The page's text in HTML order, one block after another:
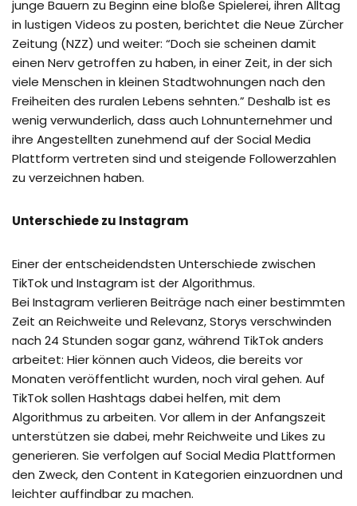
junge Bauern zu Beginn eine bloße Spielerei, ihren Alltag
in lustigen Videos zu posten, berichtet die Neue Zürcher
Zeitung (NZZ) und weiter: “Doch sie scheinen damit
einen Nerv getroffen zu haben, in einer Zeit, in der sich
viele Menschen in kleinen Stadtwohnungen nach den
Freiheiten des ruralen Lebens sehnten.” Deshalb ist es
wenig verwunderlich, dass auch Lohnunternehmer und
ihre Angestellten zunehmend auf der Social Media
Plattform vertreten sind und steigende Followerzahlen
zu verzeichnen haben.
Unterschiede zu Instagram
Einer der entscheidendsten Unterschiede zwischen
TikTok und Instagram ist der Algorithmus.
Bei Instagram verlieren Beiträge nach einer bestimmten
Zeit an Reichweite und Relevanz, Storys verschwinden
nach 24 Stunden sogar ganz, während TikTok anders
arbeitet: Hier können auch Videos, die bereits vor
Monaten veröffentlicht wurden, noch viral gehen. Auf
TikTok sollen Hashtags dabei helfen, mit dem
Algorithmus zu arbeiten. Vor allem in der Anfangszeit
unterstützen sie dabei, mehr Reichweite und Likes zu
generieren. Sie verfolgen auf Social Media Plattformen
den Zweck, den Content in Kategorien einzuordnen und
leichter auffindbar zu machen.